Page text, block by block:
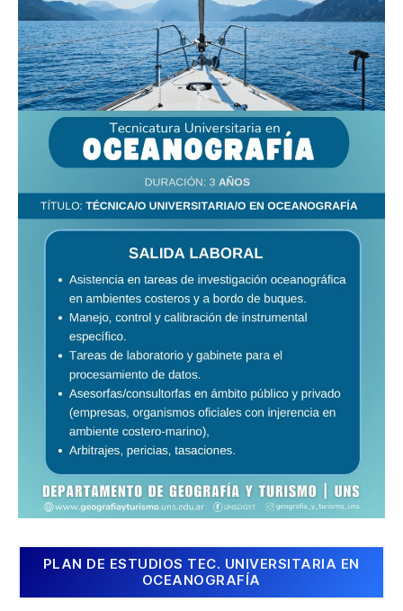
PLAN DE ESTUDIOS TEC. UNIVERSITARIA EN
OCEANOGRAFÍA